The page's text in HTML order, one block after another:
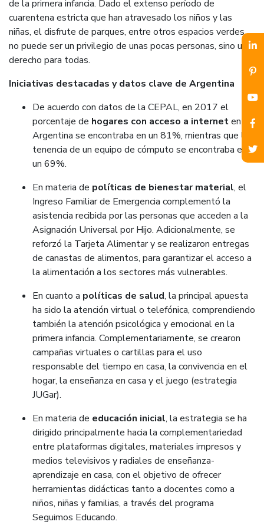
de la primera infancia. Dado el extenso período de
cuarentena estricta que han atravesado los niños y las
niñas, el disfrute de parques, entre otros espacios verdes,
no puede ser un privilegio de unas pocas personas, sino un
derecho para todas.
Iniciativas destacadas y datos clave de Argentina
De acuerdo con datos de la CEPAL, en 2017 el
porcentaje de hogares con acceso a interneten
Argentina se encontraba en un 81%, mientras que la
tenencia de un equipo de cómputo se encontraba en
un 69%.
En materia de políticas de bienestar material, el
Ingreso Familiar de Emergencia complementó la
asistencia recibida por las personas que acceden a la
Asignación Universal por Hijo. Adicionalmente, se
reforzó la Tarjeta Alimentar y se realizaron entregas
de canastas de alimentos, para garantizar el acceso a
la alimentación a los sectores más vulnerables.
En cuanto a políticas de salud, la principal apuesta
ha sido la atención virtual o telefónica, comprendiendo
también la atención psicológica y emocional en la
primera infancia. Complementariamente, se crearon
campañas virtuales o cartillas para el uso
responsable del tiempo en casa, la convivencia en el
hogar, la enseñanza en casa y el juego (estrategia
JUGar).
En materia de educación inicial, la estrategia se ha
dirigido principalmente hacia la complementariedad
entre plataformas digitales, materiales impresos y
medios televisivos y radiales de enseñanza-
aprendizaje en casa, con el objetivo de ofrecer
herramientas didácticas tanto a docentes como a
niños, niñas y familias, a través del programa
Seguimos Educando.